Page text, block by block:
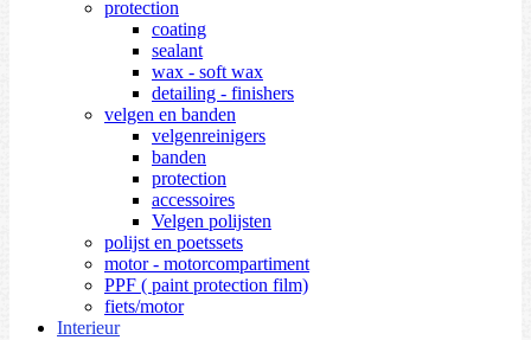
protection
coating
sealant
wax - soft wax
detailing - finishers
velgen en banden
velgenreinigers
banden
protection
accessoires
Velgen polijsten
polijst en poetssets
motor - motorcompartiment
PPF ( paint protection film)
fiets/motor
Interieur